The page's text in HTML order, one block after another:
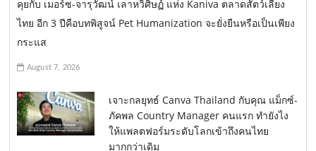
คุยกับ เมอร์ซ-จารุวัฒน์ เลาหวิศิษฏ์ แห่ง Kaniva ตลาดสัตว์เลี้ยง
ไทย อีก 3 ปีคือบทพิสูจน์ Pet Humanization จะยั่งยืนหรือเป็นเพียง
กระแส
August 7, 2026
เจาะกลยุทธ์ Canva Thailand กับคุณ แม็กซ์-
ภัคพล Country Manager คนแรก ทำยังไง
ให้แพลตฟอร์มระดับโลกเข้าถึงคนไทย
มากกว่าเดิม